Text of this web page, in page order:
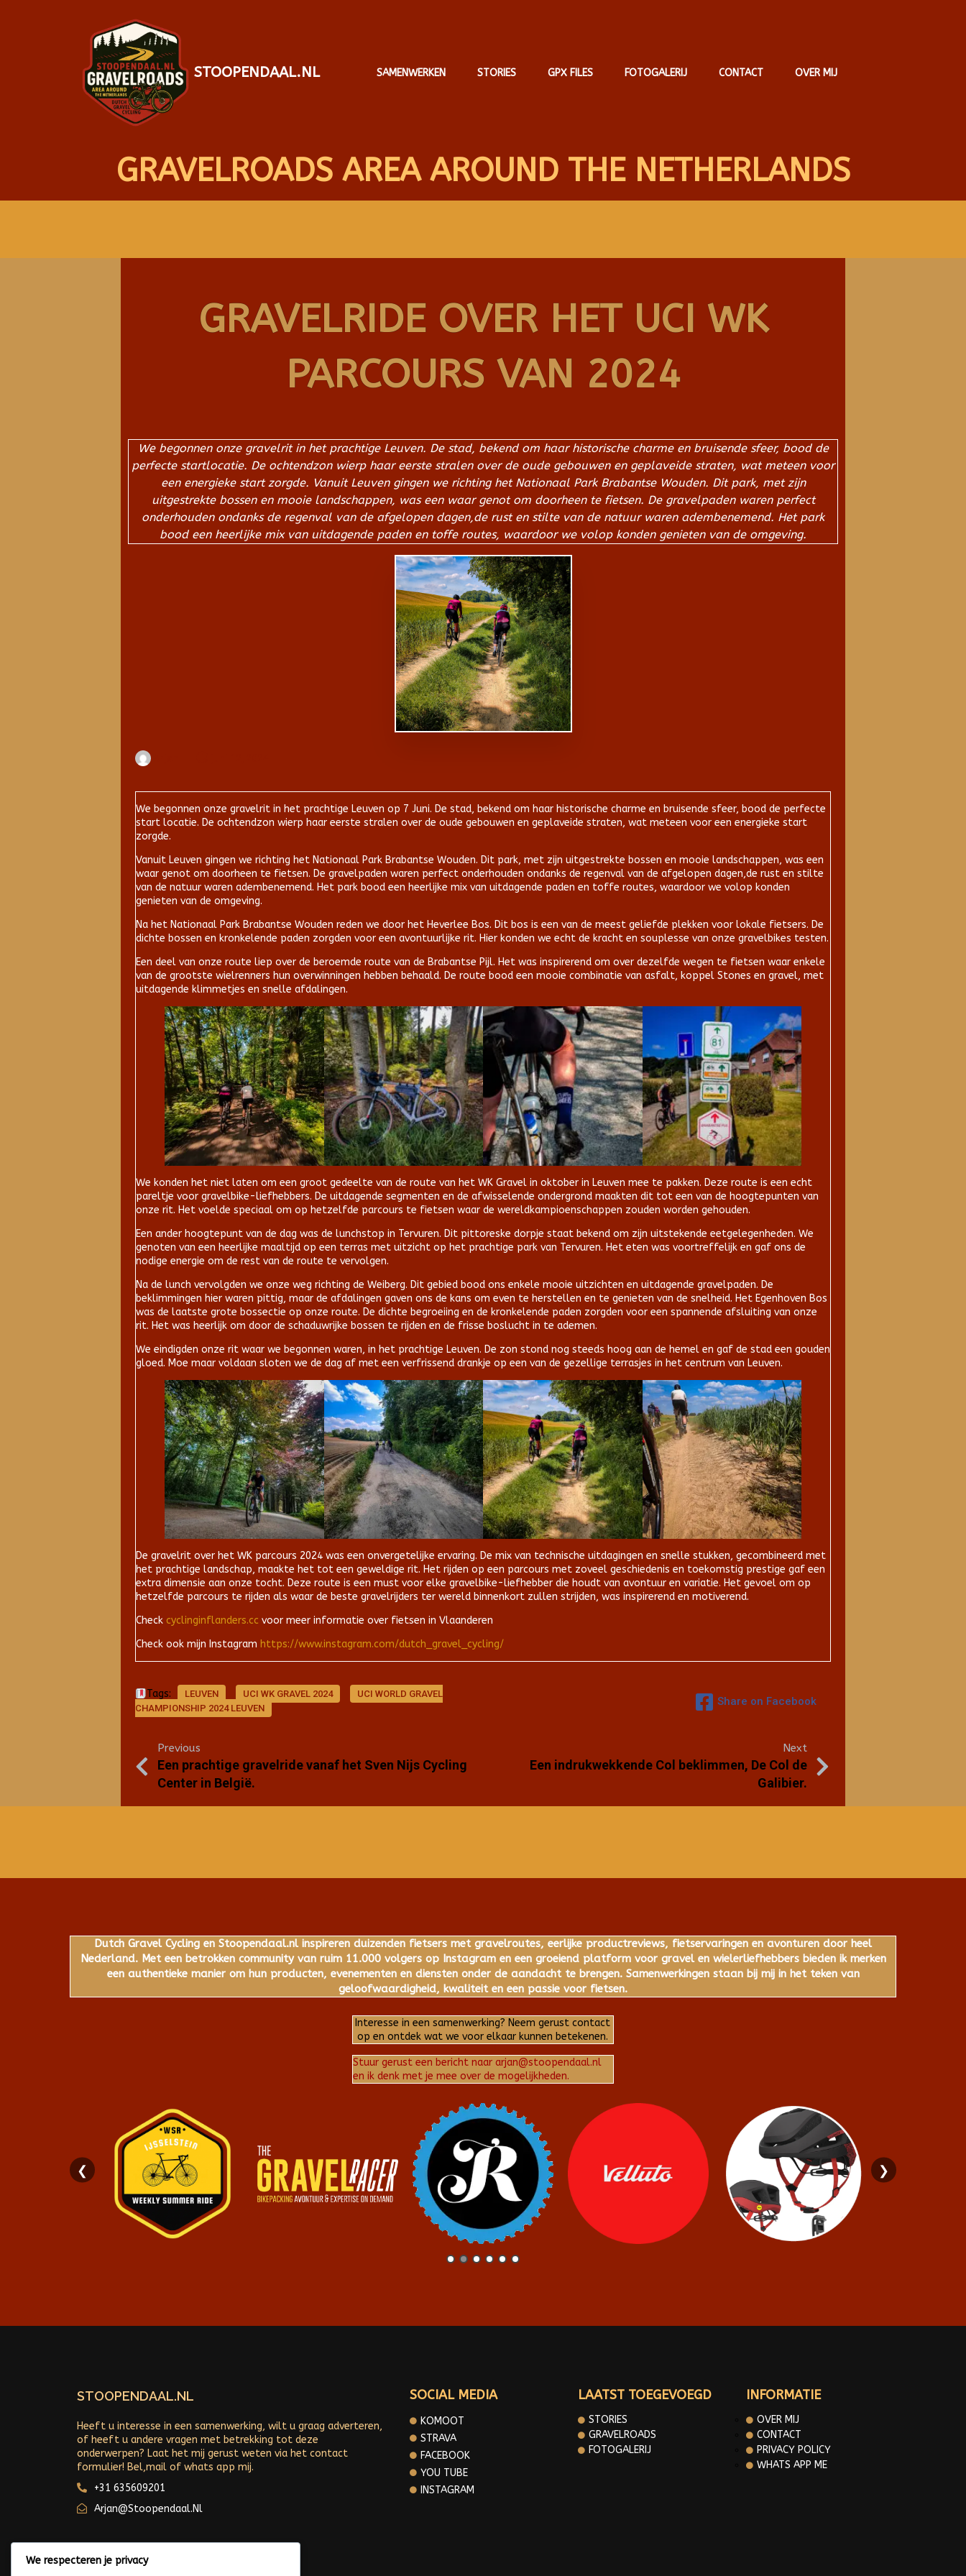
STOOPENDAAL.NL SAMENWERKEN STORIES GPX FILES FOTOGALERIJ CONTACT OVER MIJ
GRAVELROADS AREA AROUND THE NETHERLANDS
GRAVELRIDE OVER HET UCI WK
PARCOURS VAN 2024
We begonnen onze gravelrit in het prachtige Leuven. De stad, bekend om haar historische charme en bruisende sfeer, bood de
perfecte startlocatie. De ochtendzon wierp haar eerste stralen over de oude gebouwen en geplaveide straten, wat meteen voor
een energieke start zorgde. Vanuit Leuven gingen we richting het Nationaal Park Brabantse Wouden. Dit park, met zijn
uitgestrekte bossen en mooie landschappen, was een waar genot om doorheen te fietsen. De gravelpaden waren perfect
onderhouden ondanks de regenval van de afgelopen dagen,de rust en stilte van de natuur waren adembenemend. Het park
bood een heerlijke mix van uitdagende paden en toffe routes, waardoor we volop konden genieten van de omgeving.
We begonnen onze gravelrit in het prachtige Leuven op 7 Juni. De stad, bekend om haar historische charme en bruisende sfeer, bood de perfecte
start locatie. De ochtendzon wierp haar eerste stralen over de oude gebouwen en geplaveide straten, wat meteen voor een energieke start
zorgde.
Vanuit Leuven gingen we richting het Nationaal Park Brabantse Wouden. Dit park, met zijn uitgestrekte bossen en mooie landschappen, was een
waar genot om doorheen te fietsen. De gravelpaden waren perfect onderhouden ondanks de regenval van de afgelopen dagen,de rust en stilte
van de natuur waren adembenemend. Het park bood een heerlijke mix van uitdagende paden en toffe routes, waardoor we volop konden
genieten van de omgeving.
Na het Nationaal Park Brabantse Wouden reden we door het Heverlee Bos. Dit bos is een van de meest geliefde plekken voor lokale fietsers. De
dichte bossen en kronkelende paden zorgden voor een avontuurlijke rit. Hier konden we echt de kracht en souplesse van onze gravelbikes testen.
Een deel van onze route liep over de beroemde route van de Brabantse Pijl. Het was inspirerend om over dezelfde wegen te fietsen waar enkele
van de grootste wielrenners hun overwinningen hebben behaald. De route bood een mooie combinatie van asfalt, koppel Stones en gravel, met
uitdagende klimmetjes en snelle afdalingen.
We konden het niet laten om een groot gedeelte van de route van het WK Gravel in oktober in Leuven mee te pakken. Deze route is een echt
pareltje voor gravelbike-liefhebbers. De uitdagende segmenten en de afwisselende ondergrond maakten dit tot een van de hoogtepunten van
onze rit. Het voelde speciaal om op hetzelfde parcours te fietsen waar de wereldkampioenschappen zouden worden gehouden.
Een ander hoogtepunt van de dag was de lunchstop in Tervuren. Dit pittoreske dorpje staat bekend om zijn uitstekende eetgelegenheden. We
genoten van een heerlijke maaltijd op een terras met uitzicht op het prachtige park van Tervuren. Het eten was voortreffelijk en gaf ons de
nodige energie om de rest van de route te vervolgen.
Na de lunch vervolgden we onze weg richting de Weiberg. Dit gebied bood ons enkele mooie uitzichten en uitdagende gravelpaden. De
beklimmingen hier waren pittig, maar de afdalingen gaven ons de kans om even te herstellen en te genieten van de snelheid. Het Egenhoven Bos
was de laatste grote bossectie op onze route. De dichte begroeiing en de kronkelende paden zorgden voor een spannende afsluiting van onze
rit. Het was heerlijk om door de schaduwrijke bossen te rijden en de frisse boslucht in te ademen.
We eindigden onze rit waar we begonnen waren, in het prachtige Leuven. De zon stond nog steeds hoog aan de hemel en gaf de stad een gouden
gloed. Moe maar voldaan sloten we de dag af met een verfrissend drankje op een van de gezellige terrasjes in het centrum van Leuven.
De gravelrit over het WK parcours 2024 was een onvergetelijke ervaring. De mix van technische uitdagingen en snelle stukken, gecombineerd met
het prachtige landschap, maakte het tot een geweldige rit. Het rijden op een parcours met zoveel geschiedenis en toekomstig prestige gaf een
extra dimensie aan onze tocht. Deze route is een must voor elke gravelbike-liefhebber die houdt van avontuur en variatie. Het gevoel om op
hetzelfde parcours te rijden als waar de beste gravelrijders ter wereld binnenkort zullen strijden, was inspirerend en motiverend.
Check cyclinginflanders.cc voor meer informatie over fietsen in Vlaanderen
Check ook mijn Instagram https://www.instagram.com/dutch_gravel_cycling/
Tags: LEUVEN UCI WK GRAVEL 2024
UCI WORLD GRAVEL
CHAMPIONSHIP 2024 LEUVEN
Share on Facebook
Previous
Een prachtige gravelride vanaf het Sven Nijs Cycling
Center in België.
Next
Een indrukwekkende Col beklimmen, De Col de
Galibier.
Dutch Gravel Cycling en Stoopendaal.nl inspireren duizenden fietsers met gravelroutes, eerlijke productreviews, fietservaringen en avonturen door heel
Nederland. Met een betrokken community van ruim 11.000 volgers op Instagram en een groeiend platform voor gravel en wielerliefhebbers bieden ik merken
een authentieke manier om hun producten, evenementen en diensten onder de aandacht te brengen. Samenwerkingen staan bij mij in het teken van
geloofwaardigheid, kwaliteit en een passie voor fietsen.
Interesse in een samenwerking? Neem gerust contact
op en ontdek wat we voor elkaar kunnen betekenen.
Stuur gerust een bericht naar arjan@stoopendaal.nl
en ik denk met je mee over de mogelijkheden.
❮ ❯
STOOPENDAAL.NL
Heeft u interesse in een samenwerking, wilt u graag adverteren,
of heeft u andere vragen met betrekking tot deze
onderwerpen? Laat het mij gerust weten via het contact
formulier! Bel,mail of whats app mij.
+31 635609201
Arjan@stoopendaal.nl
SOCIAL MEDIA
KOMOOT
STRAVA
FACEBOOK
YOU TUBE
INSTAGRAM
LAATST TOEGEVOEGD
STORIES
GRAVELROADS
FOTOGALERIJ
INFORMATIE
OVER MIJ
CONTACT
PRIVACY POLICY
WHATS APP ME
We respecteren je privacy